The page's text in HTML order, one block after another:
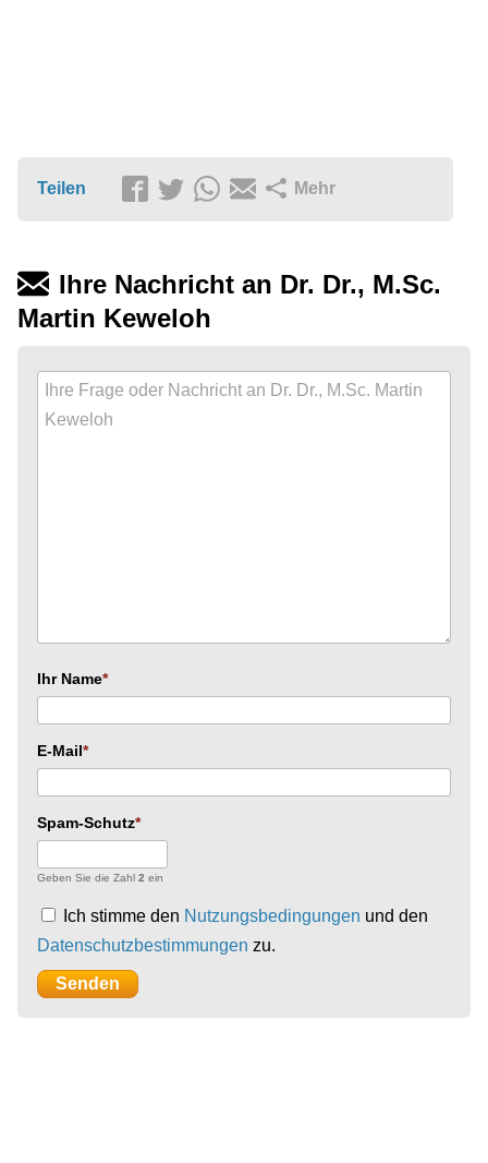
Teilen Mehr
Ihre Nachricht an Dr. Dr., M.Sc.
Martin Keweloh
Ihr Name
E-Mail
Spam-Schutz
Geben Sie die Zahl 2 ein
Ich stimme den Nutzungsbedingungen und den
Datenschutzbestimmungen zu.